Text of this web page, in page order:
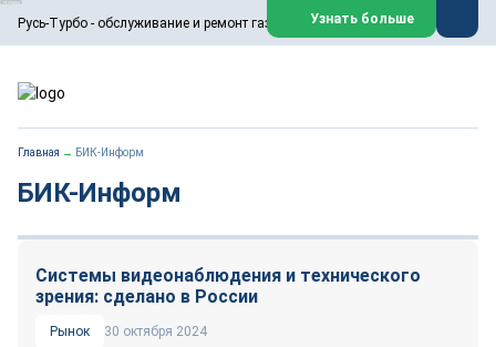
Русь-Турбо - обслуживание и ремонт газовых паровых турбин
ООО «Русь-Турбо» занимается сервисом газовых и паровых
турбин, комплексным ремонтом, восстановлением,
техническим обслуживанием оборудования ТЭС,
работают на нефтегазовых, нефтехимических,
металлургических и других предприятиях.
Реклама. ООО «Русь-Турбо», ИНН 7802588950
Перейти на сайт
Узнать больше
Главная → БИК-Информ
БИК-Информ
Системы видеонаблюдения и технического
зрения: сделано в России
Рынок
30 октября 2024